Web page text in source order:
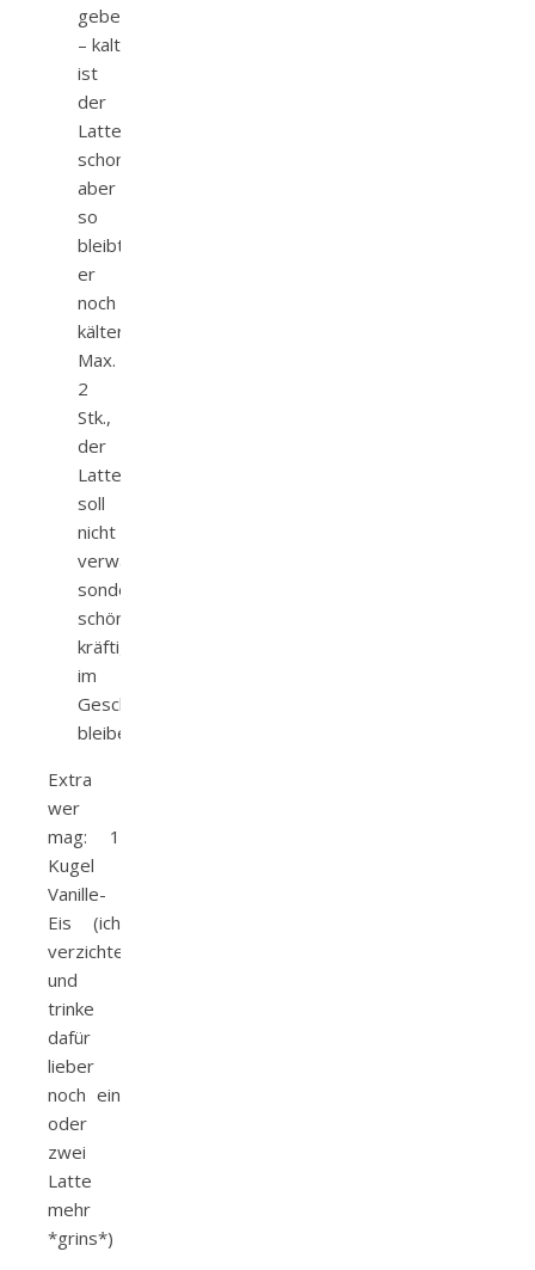
geben
– kalt
ist
der
Latte
schon,
aber
so
bleibt
er
noch
kälter.
Max.
2
Stk.,
der
Latte
soll
nicht
verwässern,
sondern
schön
kräftig
im
Geschmack
bleiben
Extra
wer
mag: 1
Kugel
Vanille-
Eis (ich
verzichte
und
trinke
dafür
lieber
noch ein
oder
zwei
Latte
mehr
*grins*)